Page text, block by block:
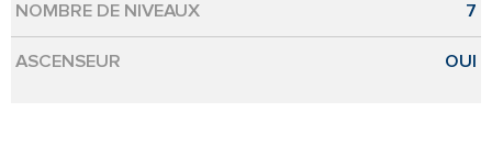
NOMBRE DE NIVEAUX 7
ASCENSEUR OUI